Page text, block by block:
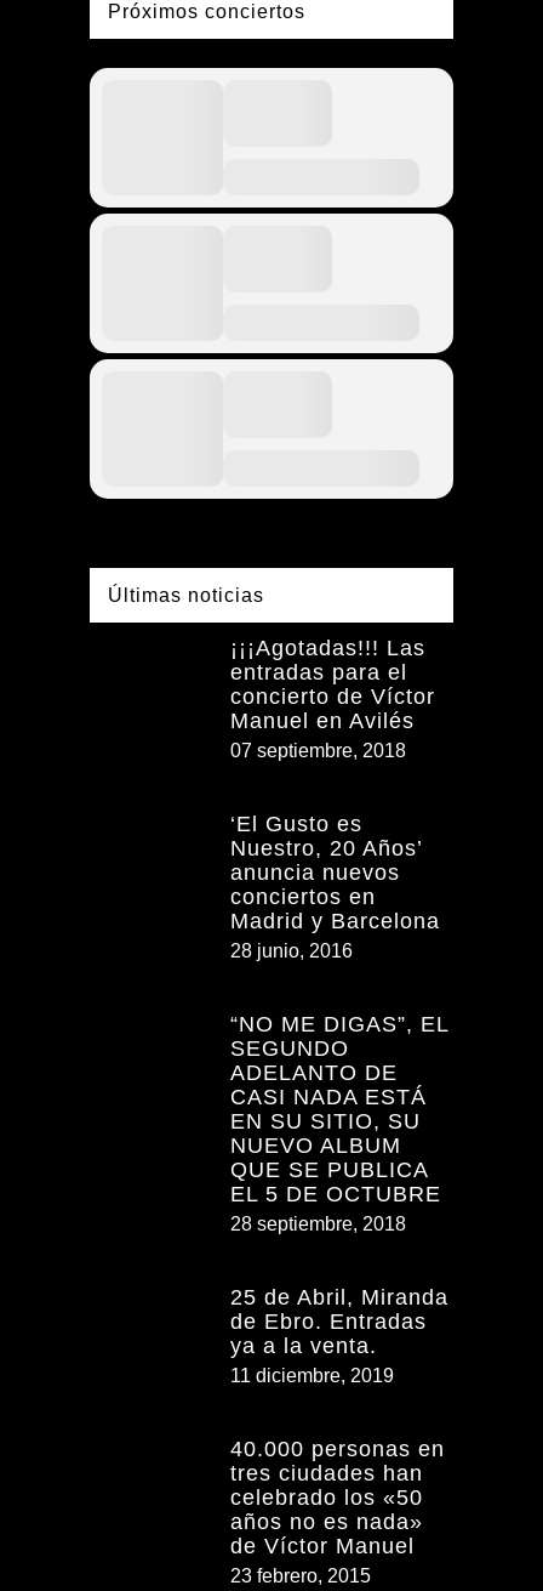
Próximos conciertos
Últimas noticias
¡¡¡Agotadas!!! Las
entradas para el
concierto de Víctor
Manuel en Avilés
07 septiembre, 2018
‘El Gusto es
Nuestro, 20 Años’
anuncia nuevos
conciertos en
Madrid y Barcelona
28 junio, 2016
“NO ME DIGAS”, EL
SEGUNDO
ADELANTO DE
CASI NADA ESTÁ
EN SU SITIO, SU
NUEVO ALBUM
QUE SE PUBLICA
EL 5 DE OCTUBRE
28 septiembre, 2018
25 de Abril, Miranda
de Ebro. Entradas
ya a la venta.
11 diciembre, 2019
40.000 personas en
tres ciudades han
celebrado los «50
años no es nada»
de Víctor Manuel
23 febrero, 2015